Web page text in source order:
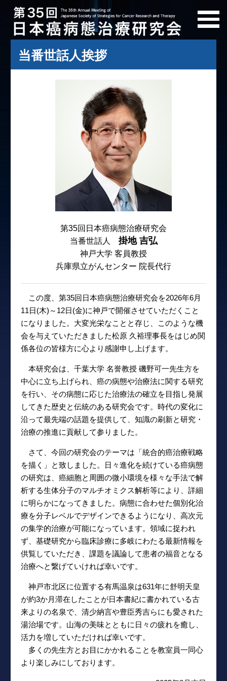
当番世話人挨拶
第35回日本癌病態治療研究会
当番世話人 掛地 吉弘
神戸大学 客員教授
兵庫県立がんセンター 院長代行
この度、第35回日本癌病態治療研究会を2026年6月
11日(木)～12日(金)に神戸で開催させていただくこと
になりました。大変光栄なことと存じ、このような機
会を与えていただきました松原 久裕理事長をはじめ関
係各位の皆様方に心より感謝申し上げます。
本研究会は、千葉大学 名誉教授 磯野可一先生方を
中心に立ち上げられ、癌の病態や治療法に関する研究
を行い、その病態に応じた治療法の確立を目指し発展
してきた歴史と伝統のある研究会です。時代の変化に
沿って最先端の話題を提供して、知識の刷新と研究・
治療の推進に貢献して参りました。
さて、今回の研究会のテーマは「統合的癌治療戦略
を描く」と致しました。日々進化を続けている癌病態
の研究は、癌細胞と周囲の微小環境を様々な手法で解
析する生体分子のマルチオミクス解析等により、詳細
に明らかになってきました。病態に合わせた個別化治
療を分子レベルでデザインできるようになり、高次元
の集学的治療が可能になっています。領域に捉われ
ず、基礎研究から臨床診療に多岐にわたる最新情報を
供覧していただき、課題を議論して患者の福音となる
治療へと繋げていければ幸いです。
神戸市北区に位置する有馬温泉は631年に舒明天皇
が約3か月滞在したことが日本書紀に書かれている古
来よりの名泉で、清少納言や豊臣秀吉らにも愛された
湯治場です。山海の美味とともに日々の疲れを癒し、
活力を増していただければ幸いです。
多くの先生方とお目にかかれることを教室員一同心
より楽しみにしております。